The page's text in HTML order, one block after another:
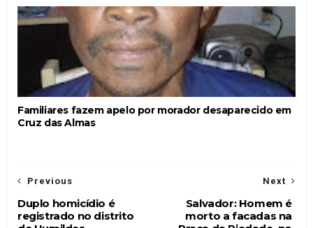
Familiares fazem apelo por morador desaparecido em
Cruz das Almas
Next
Salvador: Homem é
morto a facadas na
Previous
Duplo homicídio é
registrado no distrito